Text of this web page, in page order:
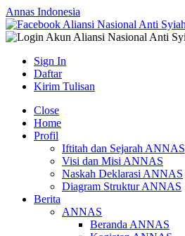
Annas Indonesia
Sign In
Daftar
Kirim Tulisan
Close
Home
Profil
Iftitah dan Sejarah ANNAS
Visi dan Misi ANNAS
Naskah Deklarasi ANNAS
Diagram Struktur ANNAS
Berita
ANNAS
Beranda ANNAS